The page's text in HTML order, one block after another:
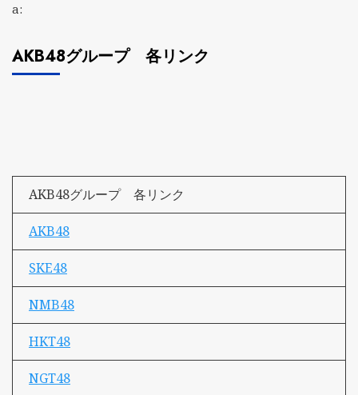
a:
AKB48グループ 各リンク
AKB48グループ 各リンク
AKB48
SKE48
NMB48
HKT48
NGT48